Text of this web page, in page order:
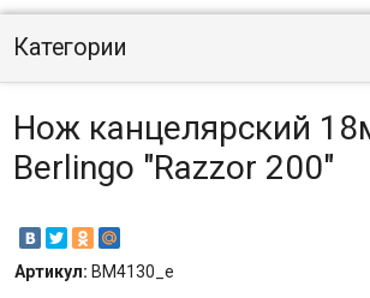
Категории
Нож канцелярский
Berlingo "Razzor 200"
Артикул: BM4130_e